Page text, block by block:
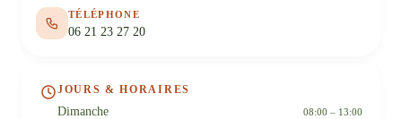
JOURS & HORAIRES
Dimanche 08:00 – 13:00
TÉLÉPHONE
06 21 23 27 20